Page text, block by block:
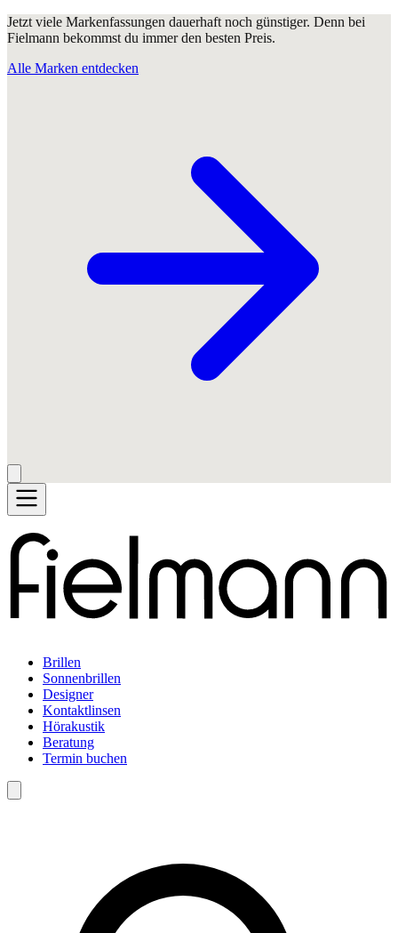
Jetzt viele Markenfassungen dauerhaft noch günstiger. Denn bei
Fielmann bekommst du immer den besten Preis.
Alle Marken entdecken
Brillen
Sonnenbrillen
Designer
Kontaktlinsen
Hörakustik
Beratung
Termin buchen